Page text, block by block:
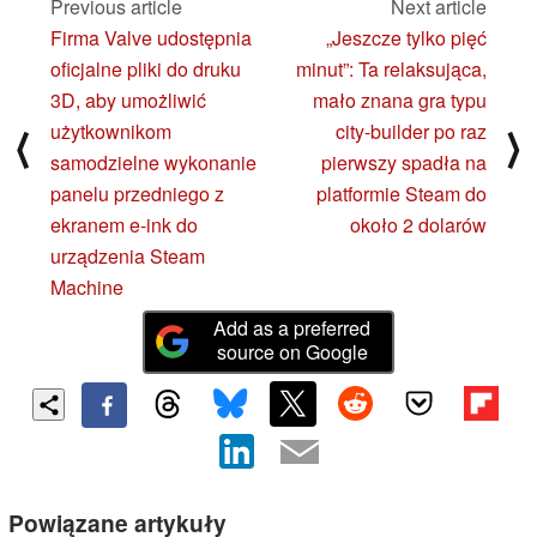
⟨
Previous article
Firma Valve udostępnia
oficjalne pliki do druku
3D, aby umożliwić
użytkownikom
samodzielne wykonanie
panelu przedniego z
ekranem e-ink do
urządzenia Steam
Machine
Next article
„Jeszcze tylko pięć
minut”: Ta relaksująca,
mało znana gra typu
city-builder po raz
pierwszy spadła na
platformie Steam do
około 2 dolarów
⟩
Add as a preferred
source on Google
Powiązane artykuły